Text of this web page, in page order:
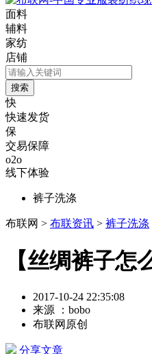
面料
辅料
家纺
店铺
快
快速发货
保
交易保障
o2o
线下体验
裤子洗涤
布联网 > 布联资讯 > 裤子洗涤
【丝绸裤子
2017-10-24 22:35:08
来源 ：bobo
布联网原创
分享文章